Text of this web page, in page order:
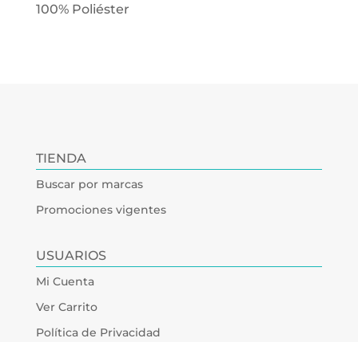
100% Poliéster
TIENDA
Buscar por marcas
Promociones vigentes
USUARIOS
Mi Cuenta
Ver Carrito
Política de Privacidad